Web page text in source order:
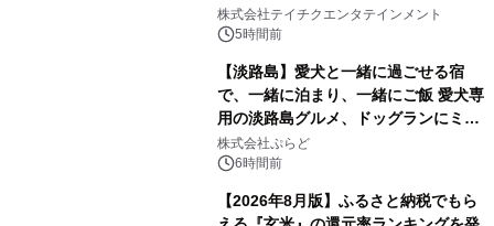
信リリース決定！
株式会社テイチクエンタテインメント
5時間前
【淡路島】愛犬と一緒に過ごせる宿
で、一緒に泊まり、一緒にご飯 愛犬専
用の淡路島グルメ、ドッグランにミニ
プール グランピングとトレーラーハウ
スの2施設で
株式会社ぷらど
6時間前
【2026年8月版】ふるさと納税でもら